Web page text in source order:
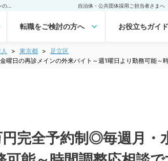
自治体・公共団体採用ご担当者さまへ
転職をご検討の方へ お役立ちガイド
東京都
足立区
曜日の再診メインの外来バイト～週1曜日より勤務可能～
円完全予約制◎毎週月